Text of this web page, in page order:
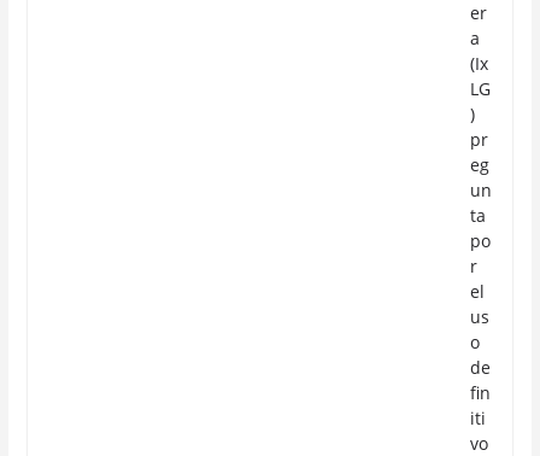
er
a
(Ix
LG
)
pr
eg
un
ta
po
r
el
us
o
de
fin
iti
vo